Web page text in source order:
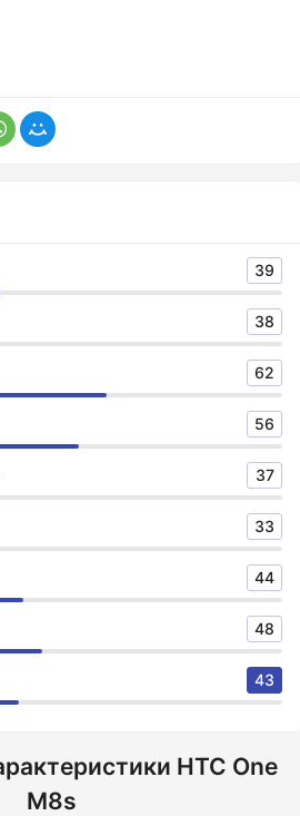
39
38
62
56
37
33
44
48
43
HTC One
M8s